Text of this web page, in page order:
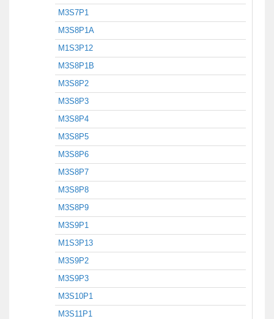
M3S7P1
M3S8P1A
M1S3P12
M3S8P1B
M3S8P2
M3S8P3
M3S8P4
M3S8P5
M3S8P6
M3S8P7
M3S8P8
M3S8P9
M3S9P1
M1S3P13
M3S9P2
M3S9P3
M3S10P1
M3S11P1